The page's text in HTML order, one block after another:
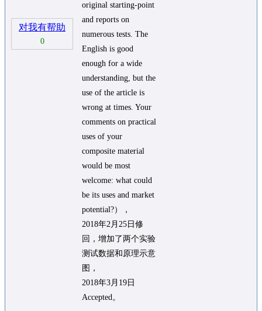
对我有帮助
0
original starting-point
and reports on
numerous tests. The
English is good
enough for a wide
understanding, but the
use of the article is
wrong at times. Your
comments on practical
uses of your
composite material
would be most
welcome: what could
be its uses and market
potential?），
2018年2月25日修
回，增加了两个实验
测试数据和原理示意
图，
2018年3月19日
Accepted。